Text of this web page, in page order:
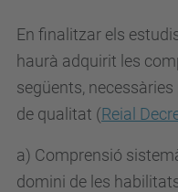
En finalitzar els
haurà adquirit les
següents,
de qualitat (Reial
a) Comprensió
domini de les